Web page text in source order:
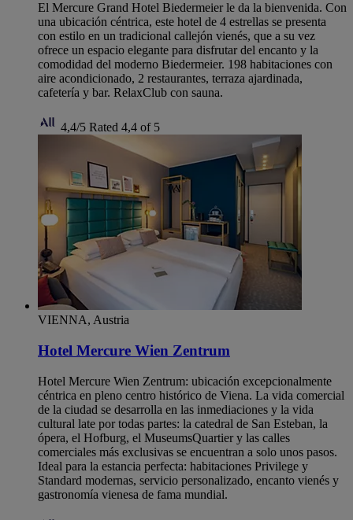
El Mercure Grand Hotel Biedermeier le da la bienvenida. Con
una ubicación céntrica, este hotel de 4 estrellas se presenta
con estilo en un tradicional callejón vienés, que a su vez
ofrece un espacio elegante para disfrutar del encanto y la
comodidad del moderno Biedermeier. 198 habitaciones con
aire acondicionado, 2 restaurantes, terraza ajardinada,
cafetería y bar. RelaxClub con sauna.
4,4/5 Rated 4,4 of 5
VIENNA, Austria
Hotel Mercure Wien Zentrum
Hotel Mercure Wien Zentrum: ubicación excepcionalmente
céntrica en pleno centro histórico de Viena. La vida comercial
de la ciudad se desarrolla en las inmediaciones y la vida
cultural late por todas partes: la catedral de San Esteban, la
ópera, el Hofburg, el MuseumsQuartier y las calles
comerciales más exclusivas se encuentran a solo unos pasos.
Ideal para la estancia perfecta: habitaciones Privilege y
Standard modernas, servicio personalizado, encanto vienés y
gastronomía vienesa de fama mundial.